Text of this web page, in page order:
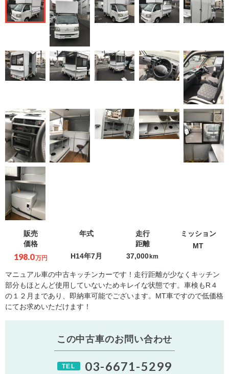
販売
価格
198.0万円
年式
H14年7月
走行
距離
37,000 km
ミッション
MT
マニュアル車の中古キッチンカーです！走行距離が少なくキッチン
部分もほとんど使用していないためキレイな状態です。車検もR４
の１２月まであり、即納車可能でございます。MT車ですので低価格
にてお求めいただけます！
この中古車のお問い合わせ
TEL 03-6671-5299